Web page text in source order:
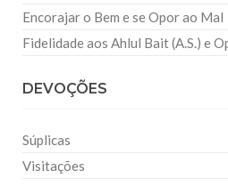
Encorajar o Bem e se Opor ao Mal
Fidelidade aos Ahlul Bait (A.S.) e
DEVOÇÕES
Súplicas
Visitações